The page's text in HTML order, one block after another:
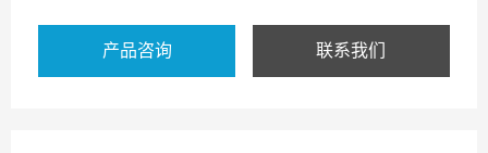
产品咨询 联系我们